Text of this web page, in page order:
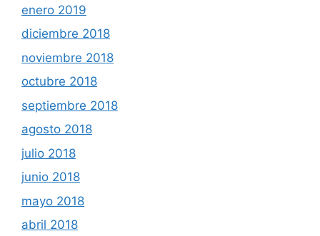
enero 2019
diciembre 2018
noviembre 2018
octubre 2018
septiembre 2018
agosto 2018
julio 2018
junio 2018
mayo 2018
abril 2018